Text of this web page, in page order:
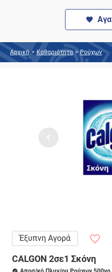
Αρχική > Καθαριότητα > Ρούχων
Έξυπνη Αγορά
CALGON 2σε1 Σκόνη